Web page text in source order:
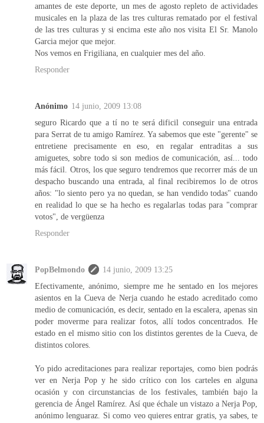
amantes de este deporte, un mes de agosto repleto de actividades
musicales en la plaza de las tres culturas rematado por el festival
de las tres culturas y si encima este año nos visita El Sr. Manolo
Garcia mejor que mejor.
Nos vemos en Frigiliana, en cualquier mes del año.
Responder
Anónimo 14 junio, 2009 13:08
seguro Ricardo que a tí no te será dificil conseguir una entrada
para Serrat de tu amigo Ramírez. Ya sabemos que este "gerente" se
entretiene precisamente en eso, en regalar entraditas a sus
amiguetes, sobre todo si son medios de comunicación, así... todo
más fácil. Otros, los que seguro tendremos que recorrer más de un
despacho buscando una entrada, al final recibiremos lo de otros
años: "lo siento pero ya no quedan, se han vendido todas" cuando
en realidad lo que se ha hecho es regalarlas todas para "comprar
votos", de vergüenza
Responder
PopBelmondo
14 junio, 2009 13:25
Efectivamente, anónimo, siempre me he sentado en los mejores
asientos en la Cueva de Nerja cuando he estado acreditado como
medio de comunicación, es decir, sentado en la escalera, apenas sin
poder moverme para realizar fotos, allí todos concentrados. He
estado en el mismo sitio con los distintos gerentes de la Cueva, de
distintos colores.
Yo pido acreditaciones para realizar reportajes, como bien podrás
ver en Nerja Pop y he sido crítico con los carteles en alguna
ocasión y con circunstancias de los festivales, también bajo la
gerencia de Ángel Ramírez. Así que échale un vistazo a Nerja Pop,
anónimo lenguaraz. Si como veo quieres entrar gratis, ya sabes, te